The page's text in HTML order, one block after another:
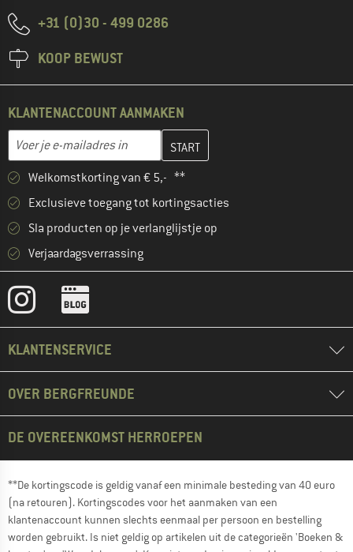
+31 (0)30 - 499 0286
KOOP BEWUST
KLANTENACCOUNT AANMAKEN
E-mailadres
Vul je e-mailadres hier in en maak in de volgende stap je
Welkomstkorting van € 5,- **
Exclusieve toegang tot kortingsacties
Sla producten op je verlanglijstje op
Verjaardagsverrassing
KLANTENSERVICE
OVER BERGFREUNDE
DE OVEREENKOMST HERROEPEN
**De kortingscode is geldig vanaf een minimale besteding van 40 euro
(na retouren). Kortingscodes voor het aanmaken van een
klantenaccount kunnen slechts eenmaal per persoon en bestelling
worden gebruikt. Is niet geldig op artikelen uit de categorieën 'Boeken &